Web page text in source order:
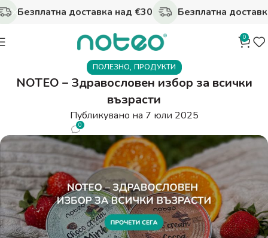
0
ПОЛЕЗНО, ПРОДУКТИ
NOTEO – Здравословен избор за всички
възрасти
Публикувано на 7 юли 2025
0
Безплатна доставка над €30 Безплатна